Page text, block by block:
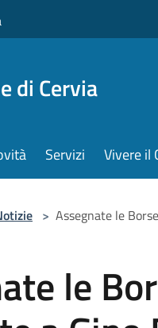
di Cervia
Servizi Vivere il
> Assegnate le
le